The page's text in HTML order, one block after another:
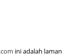
ini adalah laman